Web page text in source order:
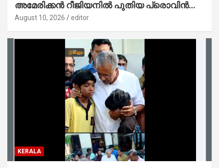
അമേരിക്കൻ റീജിയനിൽ പുതിയ പ്രൊവിൻസ്;
ഗ്രേറ്റർ ഷാർലറ്റ് പ്രൊവിൻസിന് തുടക്കം
August 10, 2026 editor
KERALA